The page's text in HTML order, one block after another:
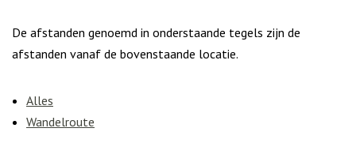
De afstanden genoemd in onderstaande tegels zijn de
afstanden vanaf de bovenstaande locatie.
Alles
Wandelroute